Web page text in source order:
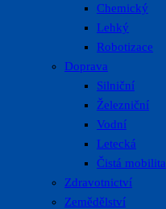
Chemický
Lehký
Robotizace
Doprava
Silniční
Železniční
Vodní
Letecká
Čistá mobilita
Zdravotnictví
Zemědělství